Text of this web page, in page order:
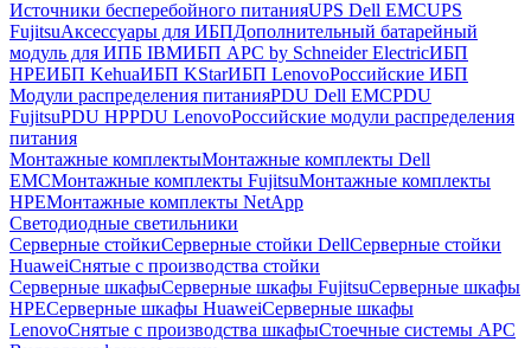
Источники бесперебойного питанияUPS Dell EMCUPS
FujitsuАксессуары для ИБПДополнительный батарейный
модуль для ИПБ IBMИБП APC by Schneider ElectricИБП
HPEИБП KehuaИБП KStarИБП LenovoРоссийские ИБП
Модули распределения питанияPDU Dell EMCPDU
FujitsuPDU HPPDU LenovoРоссийские модули распределения
питания
Монтажные комплектыМонтажные комплекты Dell
EMCМонтажные комплекты FujitsuМонтажные комплекты
HPEМонтажные комплекты NetApp
Светодиодные светильники
Серверные стойкиСерверные стойки DellСерверные стойки
HuaweiСнятые с производства стойки
Серверные шкафыСерверные шкафы FujitsuСерверные шкафы
HPEСерверные шкафы HuaweiСерверные шкафы
LenovoСнятые с производства шкафыСтоечные системы APC